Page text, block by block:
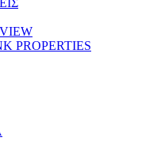
PROPERTIES